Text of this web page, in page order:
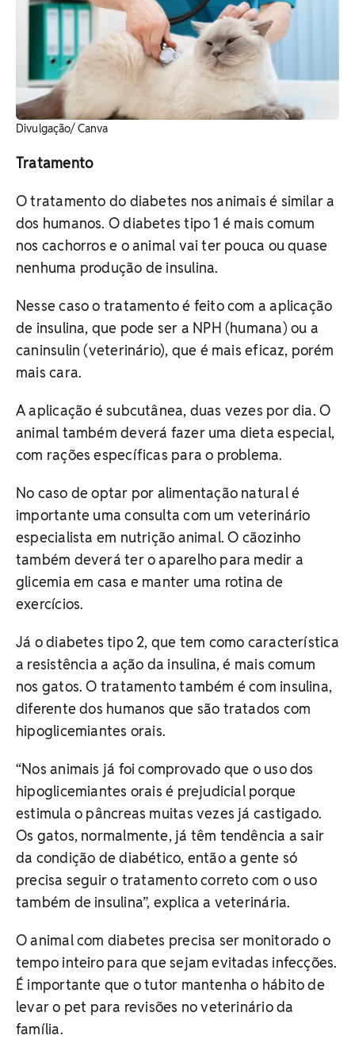
Divulgação/ Canva
Tratamento
O tratamento do diabetes nos animais é similar a
dos humanos. O diabetes tipo 1 é mais comum
nos cachorros e o animal vai ter pouca ou quase
nenhuma produção de insulina.
Nesse caso o tratamento é feito com a aplicação
de insulina, que pode ser a NPH (humana) ou a
caninsulin (veterinário), que é mais eficaz, porém
mais cara.
A aplicação é subcutânea, duas vezes por dia. O
animal também deverá fazer uma dieta especial,
com rações específicas para o problema.
No caso de optar por alimentação natural é
importante uma consulta com um veterinário
especialista em nutrição animal. O cãozinho
também deverá ter o aparelho para medir a
glicemia em casa e manter uma rotina de
exercícios.
Já o diabetes tipo 2, que tem como característica
a resistência a ação da insulina, é mais comum
nos gatos. O tratamento também é com insulina,
diferente dos humanos que são tratados com
hipoglicemiantes orais.
“Nos animais já foi comprovado que o uso dos
hipoglicemiantes orais é prejudicial porque
estimula o pâncreas muitas vezes já castigado.
Os gatos, normalmente, já têm tendência a sair
da condição de diabético, então a gente só
precisa seguir o tratamento correto com o uso
também de insulina”, explica a veterinária.
O animal com diabetes precisa ser monitorado o
tempo inteiro para que sejam evitadas infecções.
É importante que o tutor mantenha o hábito de
levar o pet para revisões no veterinário da
família.